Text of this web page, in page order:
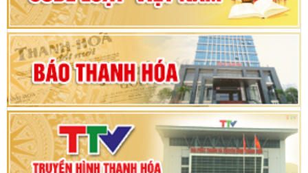
Khai mạc Kỳ họp bất thường lần thứ 9, Quốc
hội khóa XV
Phiên thảo luận Kỳ họp thứ 24, HĐND tỉnh
Thanh Hóa khóa XVIII, nhiệm kỳ 2021 - 2026
Bế mạc Kỳ họp thứ hai bốn, Hội đồng nhân dân
tỉnh khoá XVIII